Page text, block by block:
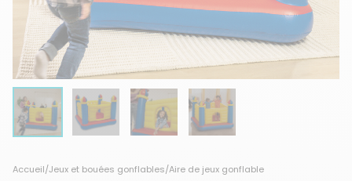
Accueil/Jeux et bouées gonflables/Aire de jeux gonflable